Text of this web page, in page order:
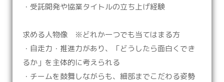
・受託開発や協業タイトルの立ち上げ経験
求める人物像 ※どれか一つでも当てはまる方
・自走力・推進力があり、「どうしたら面白くでき
るか」を主体的に考えられる
・チームを鼓舞しながらも、細部までこだわる姿勢